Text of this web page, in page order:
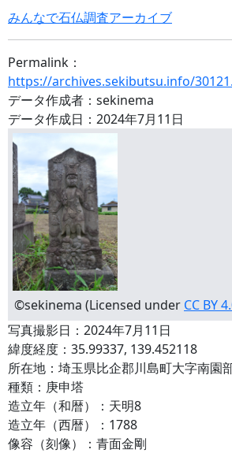
みんなで石仏調査アーカイブ
Permalink：
https://archives.sekibutsu.info/
データ作成者：sekinema
データ作成日：2024年7月11日
©sekinema (Licensed under CC BY
写真撮影日：2024年7月11日
緯度経度：35.99337, 139.452118
所在地：埼玉県比企郡川島町大字南園
種類：庚申塔
造立年（和暦）：天明8
造立年（西暦）：1788
像容（刻像）：青面金剛